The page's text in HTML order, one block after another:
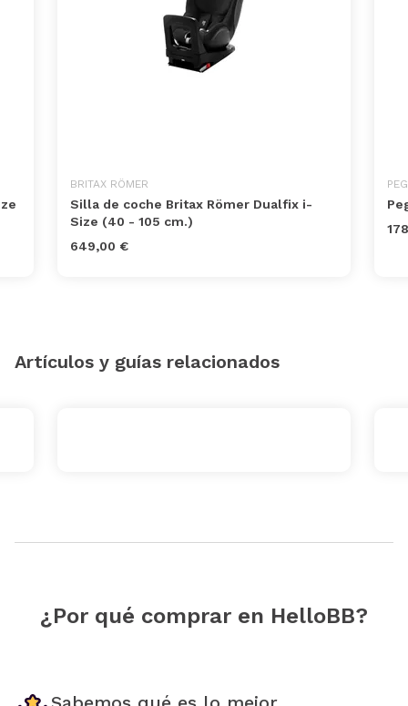
BRITAX RÖMER
Silla de coche Britax Römer Dualfix i-
Size (40 - 105 cm.)
649,00 €
Artículos y guías relacionados
¿Por qué comprar en HelloBB?